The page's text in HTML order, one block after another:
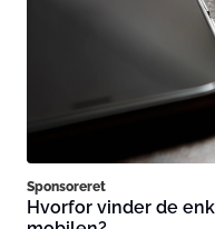
Sponsoreret
Hvorfor vinder de